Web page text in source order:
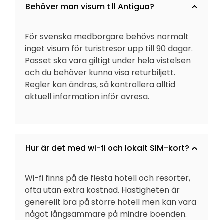
Behöver man visum till Antigua?
För svenska medborgare behövs normalt
inget visum för turistresor upp till 90 dagar.
Passet ska vara giltigt under hela vistelsen
och du behöver kunna visa returbiljett.
Regler kan ändras, så kontrollera alltid
aktuell information inför avresa.
Hur är det med wi-fi och lokalt SIM-kort?
Wi-fi finns på de flesta hotell och resorter,
ofta utan extra kostnad. Hastigheten är
generellt bra på större hotell men kan vara
något långsammare på mindre boenden.